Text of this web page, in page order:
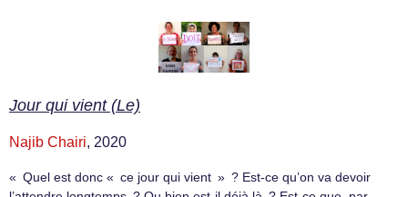
Jour qui vient (Le)
Najib Chairi, 2020
« Quel est donc « ce jour qui vient » ? Est-ce qu’on va devoir